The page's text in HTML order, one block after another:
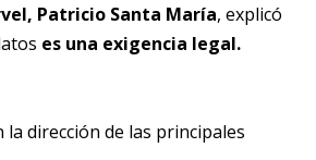
Patricio Santa María, explicó
es una exigencia legal.
dirección de las principales